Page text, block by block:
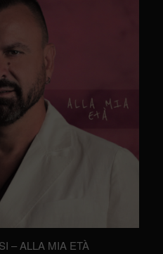
– ALLA MIA ETÀ